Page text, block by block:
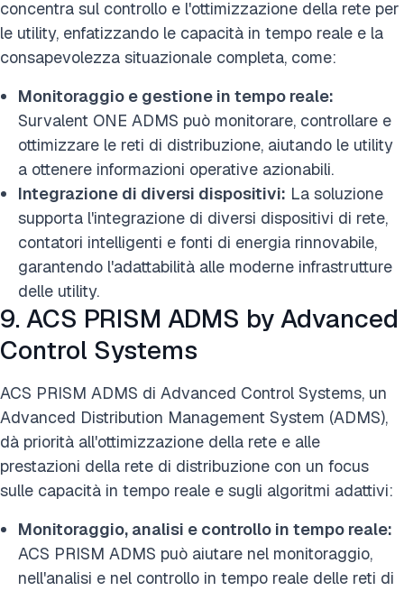
concentra sul controllo e l'ottimizzazione della rete per
le utility, enfatizzando le capacità in tempo reale e la
consapevolezza situazionale completa, come:
Monitoraggio e gestione in tempo reale:
Survalent ONE ADMS può monitorare, controllare e
ottimizzare le reti di distribuzione, aiutando le utility
a ottenere informazioni operative azionabili.
Integrazione di diversi dispositivi: La soluzione
supporta l'integrazione di diversi dispositivi di rete,
contatori intelligenti e fonti di energia rinnovabile,
garantendo l'adattabilità alle moderne infrastrutture
delle utility.
9. ACS PRISM ADMS by Advanced
Control Systems
ACS PRISM ADMS di Advanced Control Systems, un
Advanced Distribution Management System (ADMS),
dà priorità all'ottimizzazione della rete e alle
prestazioni della rete di distribuzione con un focus
sulle capacità in tempo reale e sugli algoritmi adattivi:
Monitoraggio, analisi e controllo in tempo reale:
ACS PRISM ADMS può aiutare nel monitoraggio,
nell'analisi e nel controllo in tempo reale delle reti di